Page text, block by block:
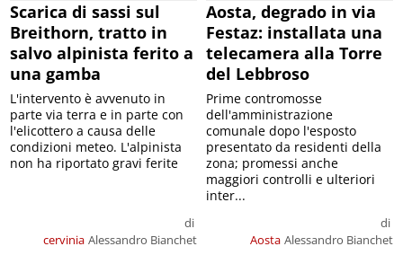
Scarica di sassi sul
Breithorn, tratto in
salvo alpinista ferito a
una gamba
cervinia
di
Alessandro Bianchet
L'intervento è avvenuto in
parte via terra e in parte con
l'elicottero a causa delle
condizioni meteo. L'alpinista
non ha riportato gravi ferite
Aosta, degrado in via
Festaz: installata una
telecamera alla Torre
del Lebbroso
Aosta
di
Alessandro Bianchet
Prime contromosse
dell'amministrazione
comunale dopo l'esposto
presentato da residenti della
zona; promessi anche
maggiori controlli e ulteriori
inter...